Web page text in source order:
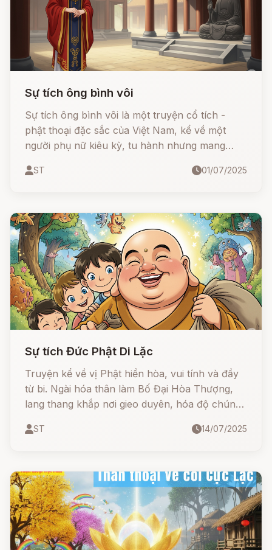
Sự tích ông bình vôi
Sự tích ông bình vôi là một truyện cổ tích -
phật thoại đặc sắc của Việt Nam, kể về một
người phụ nữ kiêu kỳ, tu hành nhưng mang
chiếc bình vôi. Đồng thời truyện cũng có những
Đây là câu chuyện mang đậm màu sắc giáo
dục, răn dạy về nhân quả, lòng từ bi, sự chân
thật và thói kiêu ngạo trong đời sống tu hành
cũng như nhân gian.
ST 01/07/2025
Sự tích Đức Phật Di Lặc
Truyện kể về vị Phật hiền hòa, vui tính và đầy
từ bi. Ngài hóa thân làm Bố Đại Hòa Thượng,
lang thang khắp nơi gieo duyên, hóa độ chúng
tiếng cười, niềm vui và lòng nhân ái.
ST 14/07/2025